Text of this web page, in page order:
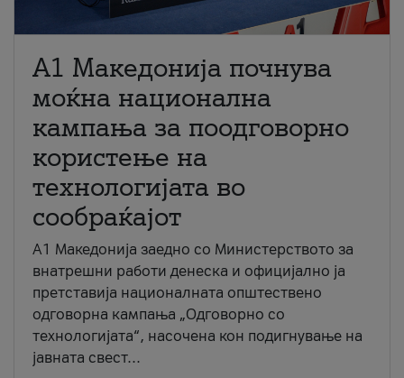
A1 Македонија почнува
моќна национална
кампања за поодговорно
користење на
технологијата во
сообраќајот
A1 Македонија заедно со Министерството за
внатрешни работи денеска и официјално ја
претставија националната општествено
одговорна кампања „Одговорно со
технологијата“, насочена кон подигнување на
јавната свест...